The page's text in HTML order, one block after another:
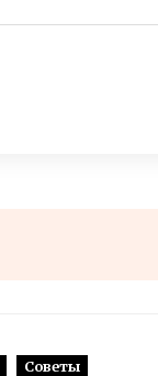
Советы